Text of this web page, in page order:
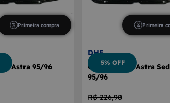
Primeira compra
Astra 95/96
Primeira
DHF
Cárter Motor Astra
95/96
R$ 226,98
5% OFF